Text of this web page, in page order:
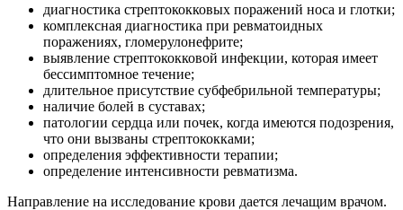
диагностика стрептококковых поражений носа и глотки;
комплексная диагностика при ревматоидных
поражениях, гломерулонефрите;
выявление стрептококковой инфекции, которая имеет
бессимптомное течение;
длительное присутствие субфебрильной температуры;
наличие болей в суставах;
патологии сердца или почек, когда имеются подозрения,
что они вызваны стрептококками;
определения эффективности терапии;
определение интенсивности ревматизма.
Направление на исследование крови дается лечащим врачом.